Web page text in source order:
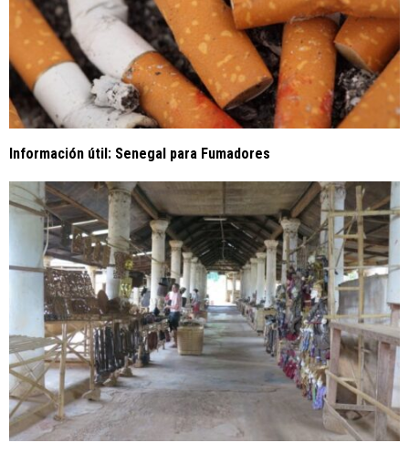
Información útil: Senegal para Fumadores